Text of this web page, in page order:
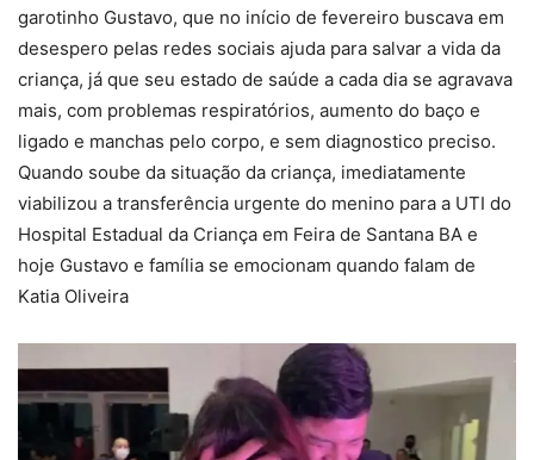
garotinho Gustavo, que no início de fevereiro buscava em
desespero pelas redes sociais ajuda para salvar a vida da
criança, já que seu estado de saúde a cada dia se agravava
mais, com problemas respiratórios, aumento do baço e
ligado e manchas pelo corpo, e sem diagnostico preciso.
Quando soube da situação da criança, imediatamente
viabilizou a transferência urgente do menino para a UTI do
Hospital Estadual da Criança em Feira de Santana BA e
hoje Gustavo e família se emocionam quando falam de
Katia Oliveira